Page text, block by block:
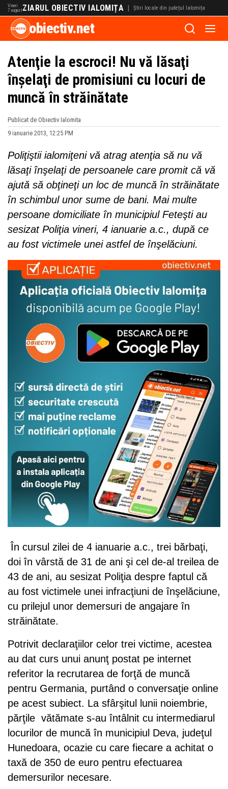
Vineri
7 augustZIARUL OBIECTIV IALOMIȚA | Știri locale din județul Ialomița
obiectiv.net
Atenţie la escroci! Nu vă lăsaţi
înşelaţi de promisiuni cu locuri de
muncă în străinătate
Publicat de Obiectiv Ialomita
9 ianuarie 2013, 12:25 PM
Poliţiştii ialomiţeni vă atrag atenţia să nu vă
lăsaţi înşelaţi de persoanele care promit că vă
ajută să obţineţi un loc de muncă în străinătate
în schimbul unor sume de bani. Mai multe
persoane domiciliate în municipiul Feteşti au
sesizat Poliţia vineri, 4 ianuarie a.c., după ce
au fost victimele unei astfel de înşelăciuni.
În cursul zilei de 4 ianuarie a.c., trei bărbaţi,
doi în vârstă de 31 de ani şi cel de-al treilea de
43 de ani, au sesizat Poliţia despre faptul că
au fost victimele unei infracţiuni de înşelăciune,
cu prilejul unor demersuri de angajare în
străinătate.
Potrivit declaraţiilor celor trei victime, acestea
au dat curs unui anunţ postat pe internet
referitor la recrutarea de forţă de muncă
pentru Germania, purtând o conversaţie online
pe acest subiect. La sfârşitul lunii noiembrie,
părţile vătămate s-au întâlnit cu intermediarul
locurilor de muncă în municipiul Deva, judeţul
Hunedoara, ocazie cu care fiecare a achitat o
taxă de 350 de euro pentru efectuarea
demersurilor necesare.